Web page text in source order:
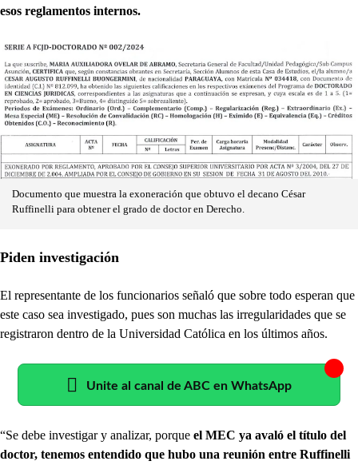
esos reglamentos internos.
Documento que muestra la exoneración que obtuvo el decano César
Ruffinelli para obtener el grado de doctor en Derecho.
Piden investigación
El representante de los funcionarios señaló que sobre todo esperan que
este caso sea investigado, pues son muchas las irregularidades que se
registraron dentro de la Universidad Católica en los últimos años.
Unite al canal de ABC en WhatsApp
“Se debe investigar y analizar, porque el MEC ya avaló el título del
doctor, tenemos entendido que hubo una reunión entre Ruffinelli